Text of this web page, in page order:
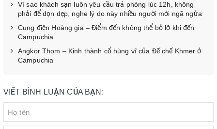
Vì sao khách sạn luôn yêu cầu trả phòng lúc 12h, không
phải để dọn dẹp, nghe lý do này nhiều người mới ngã ngửa
Cung điện Hoàng gia – Điểm đến không thể bỏ lỡ khi đến
Campuchia
Angkor Thom – Kinh thành cổ hùng vĩ của Đế chế Khmer ở
Campuchia
VIẾT BÌNH LUẬN CỦA BẠN: